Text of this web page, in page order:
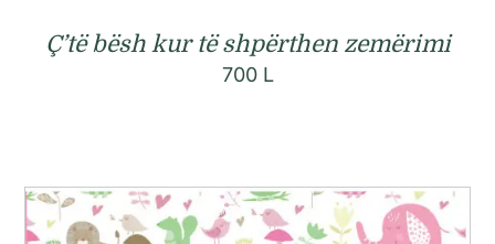
Ç’të bësh kur të shpërthen zemërimi
700 L